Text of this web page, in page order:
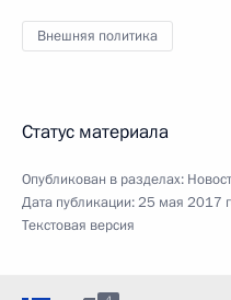
Внешняя политика
Статус материала
Опубликован в разделах:
Дата публикации:25 мая 2017
Текстовая версия